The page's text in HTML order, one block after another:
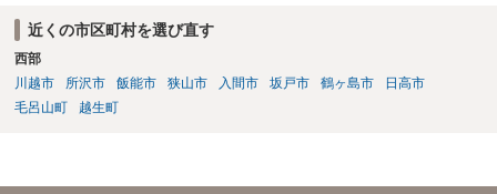
近くの市区町村を選び直す
西部
川越市
所沢市 飯能市 狭山市 入間市 坂戸市 鶴ヶ島市
日高市
毛呂山町
越生町